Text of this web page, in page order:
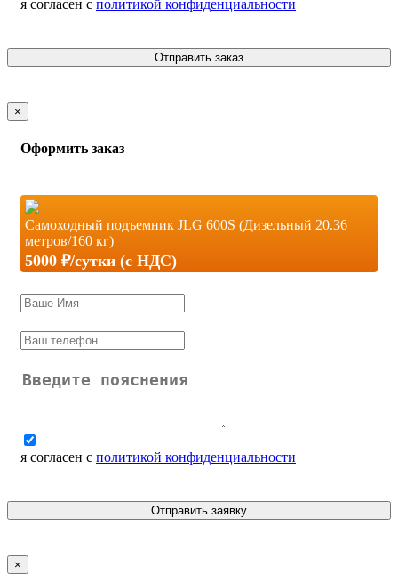
я согласен с политикой конфиденциальности
Отправить заказ
×
Оформить заказ
Самоходный подъемник JLG 600S (Дизельный 20.36
метров/160 кг)
5000 ₽/сутки (c НДС)
я согласен с политикой конфиденциальности
Отправить заявку
×